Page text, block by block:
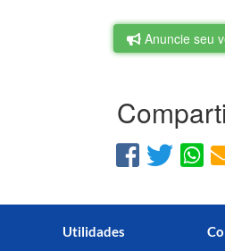
Anuncie seu
Utilidades